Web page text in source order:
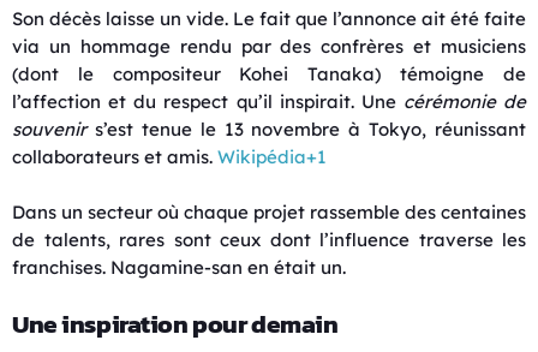
Son décès laisse un vide. Le fait que l’annonce ait été faite
via un hommage rendu par des confrères et musiciens
(dont le compositeur Kohei Tanaka) témoigne de
l’affection et du respect qu’il inspirait. Une cérémonie de
souvenirs’est tenue le 13 novembre à Tokyo, réunissant
collaborateurs et amis. Wikipédia+1
Dans un secteur où chaque projet rassemble des centaines
de talents, rares sont ceux dont l’influence traverse les
franchises. Nagamine-san en était un.
Une inspiration pour demain